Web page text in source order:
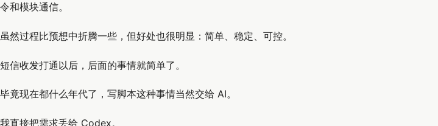
令和模块通信。
虽然过程比预想中折腾一些，但好处也很明显：简单、稳定、可控。
短信收发打通以后，后面的事情就简单了。
毕竟现在都什么年代了，写脚本这种事情当然交给 AI。
我直接把需求丢给 Codex。